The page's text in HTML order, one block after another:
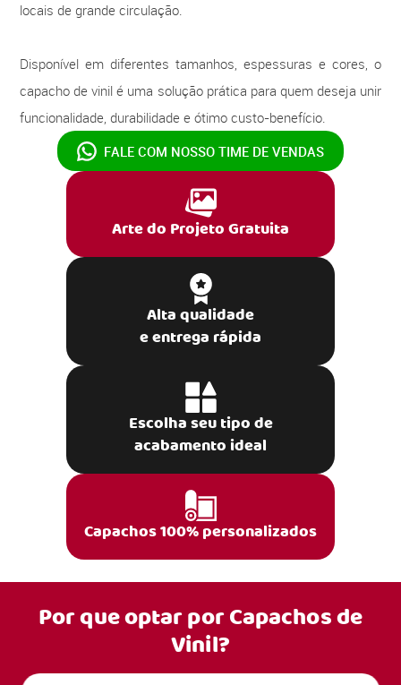
locais de grande circulação.
Disponível em diferentes tamanhos, espessuras e cores, o
capacho de vinil é uma solução prática para quem deseja unir
funcionalidade, durabilidade e ótimo custo-benefício.
FALE COM NOSSO TIME DE VENDAS
Arte do Projeto Gratuita
Alta qualidade
e entrega rápida
Escolha seu tipo de
acabamento ideal
Capachos 100% personalizados
Por que optar porCapachos de
Vinil?